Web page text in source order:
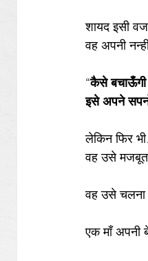
शायद इसी
वह अपनी
“कैसे बचाऊँगी
इसे अपने
लेकिन फिर
वह उसे मजबूत
वह उसे चलना
एक माँ अपनी